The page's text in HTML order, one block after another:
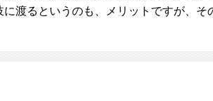
渡るというのも、メリットですが、そ